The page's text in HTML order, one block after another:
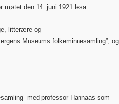
møtet den 14. juni 1921 lesa:
litterære og
Museums folkeminnesamling”, og
med professor Hannaas som